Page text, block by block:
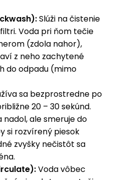
Slúži na čistenie
Voda pri ňom tečie
(zdola nahor),
z neho zachytené
do odpadu (mimo
sa bezprostredne po
20 – 30 sekúnd.
ale smeruje do
si rozvírený piesok
zvyšky nečistôt sa
Voda vôbec